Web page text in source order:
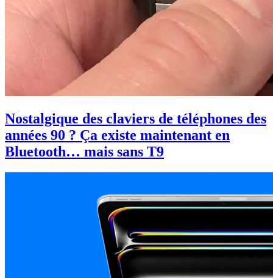
Nostalgique des claviers de téléphones des
années 90 ? Ça existe maintenant en
Bluetooth… mais sans T9